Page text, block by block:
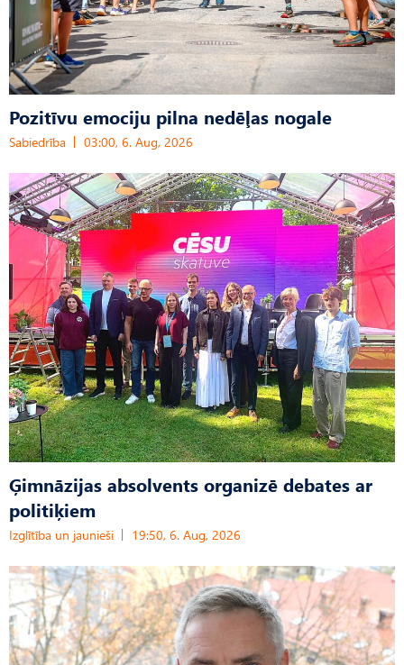
Pozitīvu emociju pilna nedēļas nogale
Sabiedrība 03:00, 6. Aug, 2026
Ģimnāzijas absolvents organizē debates ar
politiķiem
Izglītība un jaunieši 19:50, 6. Aug, 2026